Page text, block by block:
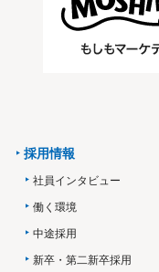
採用情報
社員インタビュー
働く環境
中途採用
新卒・第二新卒採用